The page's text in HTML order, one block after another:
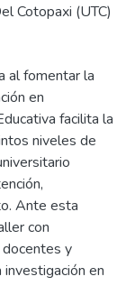
Cotopaxi (UTC)
al fomentar la
en
facilita la
niveles de
Ante esta
con
docentes y
en